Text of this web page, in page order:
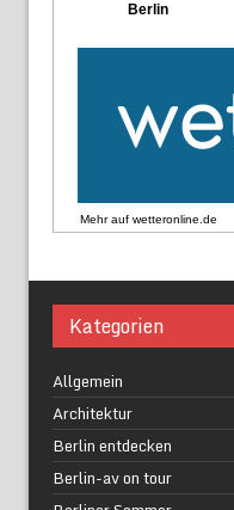
Berlin
Mehr auf wetteronline.de
Kategorien
Allgemein
Architektur
Berlin entdecken
Berlin-av on tour